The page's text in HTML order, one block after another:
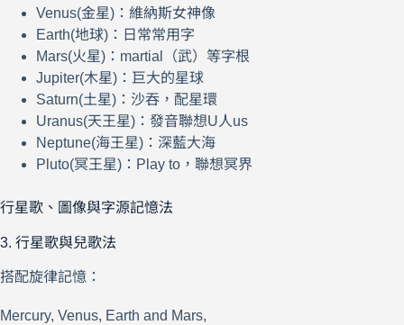
Venus(金星)：維納斯女神像
Earth(地球)：日常常用字
Mars(火星)：martial（武）等字根
Jupiter(木星)：巨大的星球
Saturn(土星)：沙吞，配星環
Uranus(天王星)：發音聯想U人us
Neptune(海王星)：深藍大海
Pluto(冥王星)：Play to，聯想冥界
行星歌、圖像與字源記憶法
3. 行星歌與兒歌法
搭配旋律記憶：
Mercury, Venus, Earth and Mars,